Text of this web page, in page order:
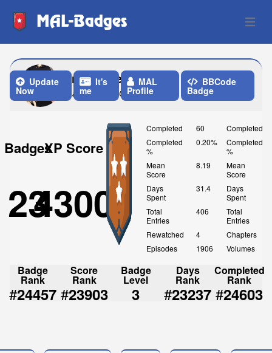
MAL-Badges Open
fractalfae
Last Update: One Month ago
Update
Now
It's
me
MAL
Profile
BBCode
Badge
Badges
23
XP Score
4300
Completed
60
Completed
%
0.20%
Mean
Score
8.19
Days
Spent
31.4
Total
Entries
406
Rewatched
4
Episodes
1906
Completed
Completed
%
Mean
Score
Days
Spent
Total
Entries
Chapters
Volumes
Badge
Rank
#24457
Score
Rank
#23903
Badge
Level
3
Days
Rank
#23237
Completed
Rank
#24603